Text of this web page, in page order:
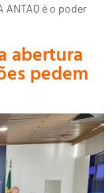
é o poder
abertura
pedem